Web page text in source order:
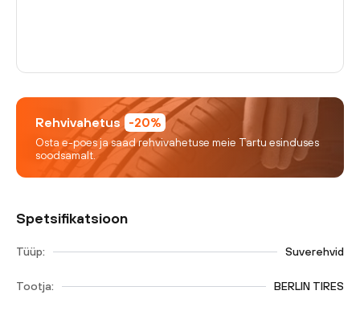
Rehvivahetus -20%
Osta e-poes ja saad rehvivahetuse meie Tartu esinduses
soodsamalt.
Spetsifikatsioon
Tüüp: Suverehvid
Tootja: BERLIN TIRES